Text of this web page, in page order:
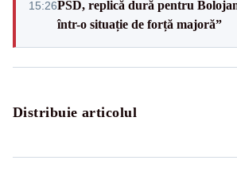
15:26PSD, replică dură pentru
într-o situație de forță majoră”
Distribuie articolul